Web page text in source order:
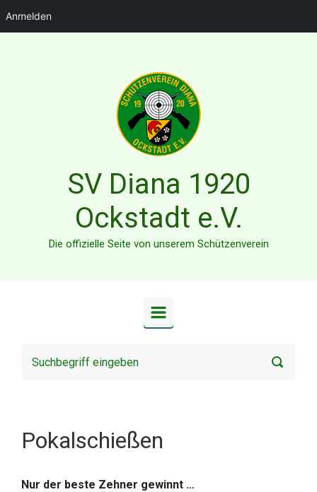
Anmelden
SV Diana 1920
Ockstadt e.V.
Die offizielle Seite von unserem Schützenverein
Pokalschießen
Nur der beste Zehner gewinnt …